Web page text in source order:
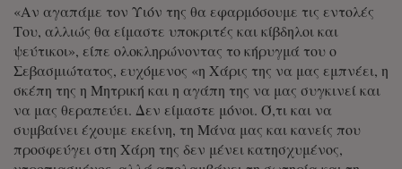
«Αν αγαπάμε τον Υιόν της θα εφαρμόσουμε τις εντολές
Του, αλλιώς θα είμαστε υποκριτές και κίβδηλοι και
ψεύτικοι», είπε ολοκληρώνοντας το κήρυγμά του ο
Σεβασμιώτατος, ευχόμενος «η Χάρις της να μας εμπνέει, η
σκέπη της η Μητρική και η αγάπη της να μας συγκινεί και
να μας θεραπεύει. Δεν είμαστε μόνοι. Ό,τι και να
συμβαίνει έχουμε εκείνη, τη Μάνα μας και κανείς που
προσφεύγει στη Χάρη της δεν μένει κατησχυμένος,